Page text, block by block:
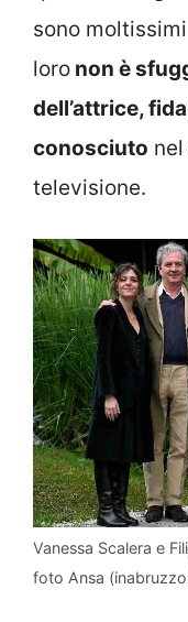
sono
loro non è
dell’attrice,
conosciuto
televisione.
Vanessa Scalera e
foto Ansa